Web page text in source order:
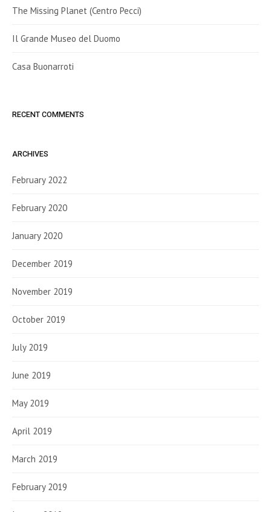
The Missing Planet (Centro Pecci)
Il Grande Museo del Duomo
Casa Buonarroti
RECENT COMMENTS
ARCHIVES
February 2022
February 2020
January 2020
December 2019
November 2019
October 2019
July 2019
June 2019
May 2019
April 2019
March 2019
February 2019